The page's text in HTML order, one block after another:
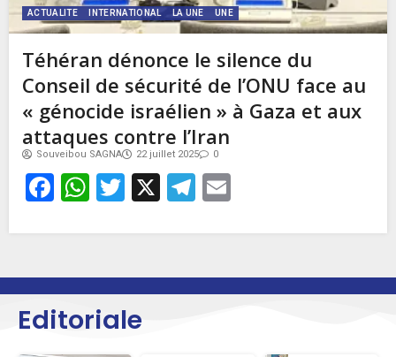
ACTUALITE INTERNATIONAL LA UNE UNE
Téhéran dénonce le silence du
Conseil de sécurité de l’ONU face au
« génocide israélien » à Gaza et aux
attaques contre l’Iran
Souveibou SAGNA 22 juillet 2025 0
Facebook
WhatsApp
Twitter
X Telegram
Editoriale